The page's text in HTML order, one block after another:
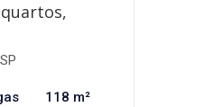
118 m²